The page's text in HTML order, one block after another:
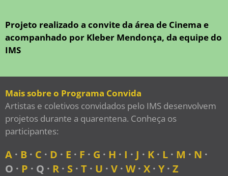
Projeto realizado a convite da área de Cinema e
acompanhado por Kleber Mendonça, da equipe do
IMS
Mais sobre o Programa Convida
Artistas e coletivos convidados pelo IMS desenvolvem
projetos durante a quarentena. Conheça os
participantes:
A · B · C · D · E · F · G · H · I · J · K · L · M · N ·
O · P · Q · R · S · T · U · V · W· X · Y· Z